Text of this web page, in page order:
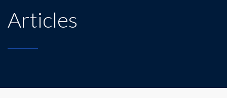
Articles